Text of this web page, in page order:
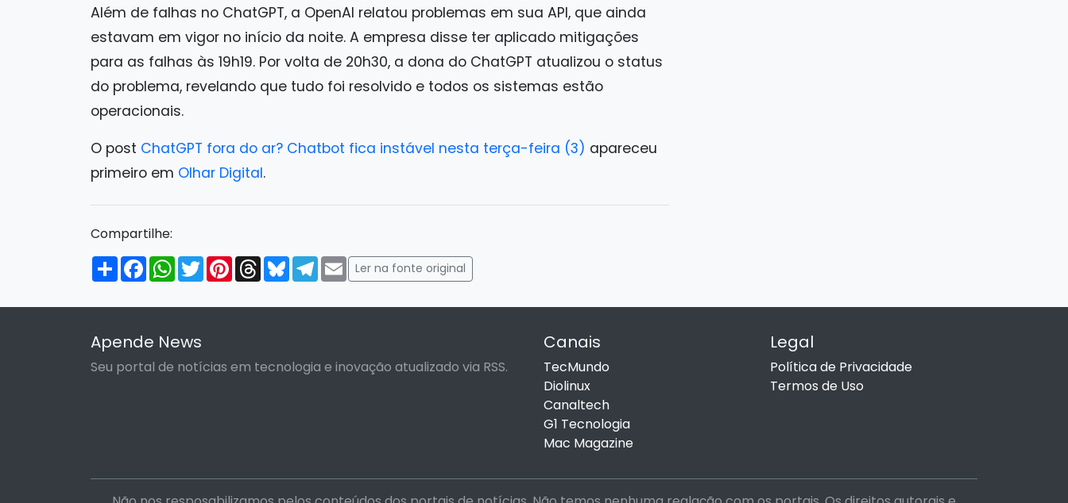
Além de falhas no ChatGPT, a OpenAI relatou problemas em sua API, que ainda
estavam em vigor no início da noite. A empresa disse ter aplicado mitigações
para as falhas às 19h19. Por volta de 20h30, a dona do ChatGPT atualizou o status
do problema, revelando que tudo foi resolvido e todos os sistemas estão
operacionais.
O post ChatGPT fora do ar? Chatbot fica instável nesta terça-feira (3) apareceu
primeiro em Olhar Digital.
Compartilhe:
Compartilhar
FacebookWhatsApp
TwitterPinterestThreadsBlueskyTelegram
Email
Ler na fonte original
Apende News
Seu portal de notícias em tecnologia e inovação atualizado via RSS.
Canais
TecMundo
Diolinux
Canaltech
G1 Tecnologia
Mac Magazine
Legal
Política de Privacidade
Termos de Uso